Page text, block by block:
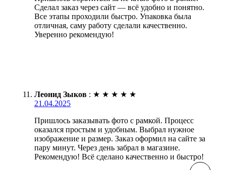
Сделал заказ через сайт — всё удобно и понятно.
Все этапы проходили быстро. Упаковка была
отличная, саму работу сделали качественно.
Уверенно рекомендую!
Леонид Зыков : ★ ★ ★ ★ ★
21.04.2025
Пришлось заказывать фото с рамкой. Процесс
оказался простым и удобным. Выбрал нужное
изображение и размер. Заказ оформил на сайте за
пару минут. Через день забрал в магазине.
Рекомендую! Всё сделано качественно и быстро!